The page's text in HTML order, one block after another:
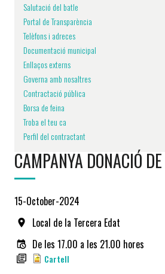
Salutació del batle
Portal de Transparència
Telèfons i adreces
Documentació municipal
Enllaços externs
Governa amb nosaltres
Contractació pública
Borsa de feina
Troba el teu ca
Perfil del contractant
CAMPANYA DONACIÓ
15-October-2024
Local de la Tercera Edat
De les 17.00 a les 21.00 hores
Cartell